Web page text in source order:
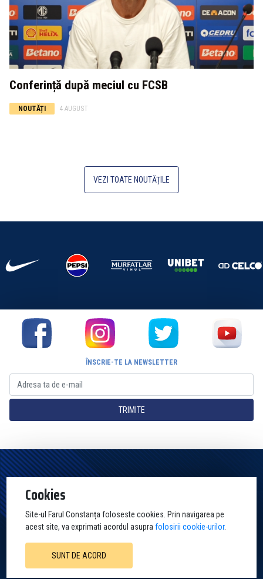
Conferință după meciul cu FCSB
NOUTĂȚI 4 AUGUST
VEZI TOATE NOUTĂȚILE
ÎNSCRIE-TE LA NEWSLETTER
TRIMITE
Cookies
Site-ul Farul Constanța foloseste cookies. Prin navigarea pe
acest site, va exprimati acordul asuprafolosirii cookie-urilor.
SUNT DE ACORD